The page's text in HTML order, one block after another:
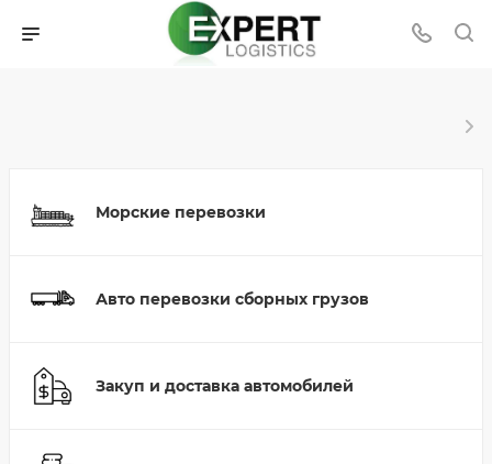
Морские перевозки
Авто перевозки сборных грузов
Закуп и доставка автомобилей